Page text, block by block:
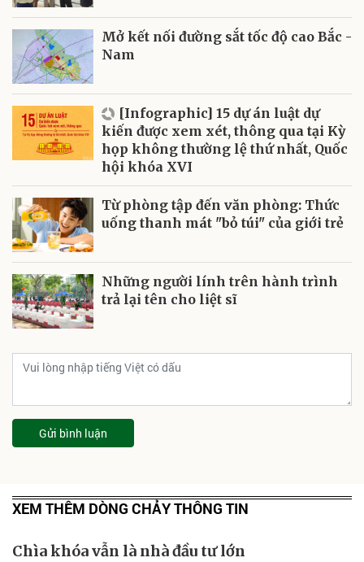
Mở kết nối đường sắt tốc độ cao Bắc -
Nam
[Infographic] 15 dự án luật dự
kiến được xem xét, thông qua tại Kỳ
họp không thường lệ thứ nhất, Quốc
hội khóa XVI
Từ phòng tập đến văn phòng: Thức
uống thanh mát "bỏ túi" của giới trẻ
Những người lính trên hành trình
trả lại tên cho liệt sĩ
Gửi bình luận
XEM THÊM DÒNG CHẢY THÔNG TIN
Chìa khóa vẫn là nhà đầu tư lớn